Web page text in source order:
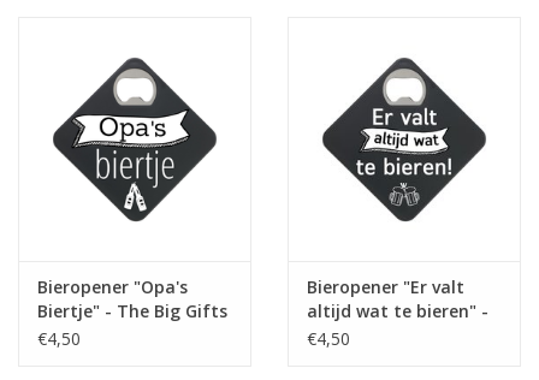
Bieropener "Opa's
Biertje" - The Big Gifts
€4,50
Bieropener "Er valt
altijd wat te bieren" -
The Big Gifts
€4,50